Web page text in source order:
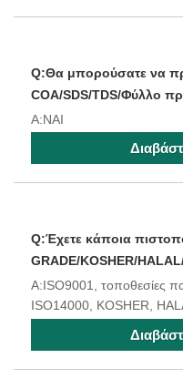
Q:Θα μπορούσατε να
COA/SDS/TDS/Φύλλο
A:ΝΑΙ
Q:Έχετε κάποια
GRADE/KOSHER/
A:ISO9001, τοποθεσίες
ISO14000, KOSHER,